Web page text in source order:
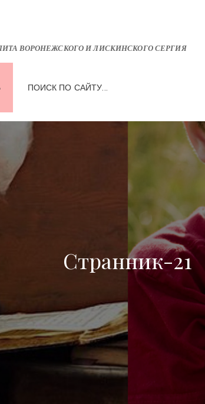
ВОРОНЕЖСКОГО И ЛИСКИНСКОГО СЕРГИЯ
ПОИСК ПО САЙТУ...
Странник-21